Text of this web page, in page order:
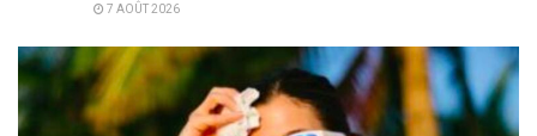
7 AOÛT 2026